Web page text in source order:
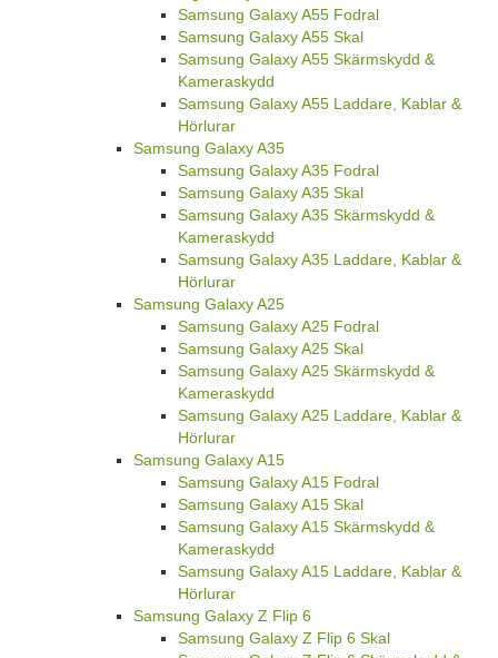
Samsung Galaxy A55 Fodral
Samsung Galaxy A55 Skal
Samsung Galaxy A55 Skärmskydd &
Kameraskydd
Samsung Galaxy A55 Laddare, Kablar &
Hörlurar
Samsung Galaxy A35
Samsung Galaxy A35 Fodral
Samsung Galaxy A35 Skal
Samsung Galaxy A35 Skärmskydd &
Kameraskydd
Samsung Galaxy A35 Laddare, Kablar &
Hörlurar
Samsung Galaxy A25
Samsung Galaxy A25 Fodral
Samsung Galaxy A25 Skal
Samsung Galaxy A25 Skärmskydd &
Kameraskydd
Samsung Galaxy A25 Laddare, Kablar &
Hörlurar
Samsung Galaxy A15
Samsung Galaxy A15 Fodral
Samsung Galaxy A15 Skal
Samsung Galaxy A15 Skärmskydd &
Kameraskydd
Samsung Galaxy A15 Laddare, Kablar &
Hörlurar
Samsung Galaxy Z Flip 6
Samsung Galaxy Z Flip 6 Skal